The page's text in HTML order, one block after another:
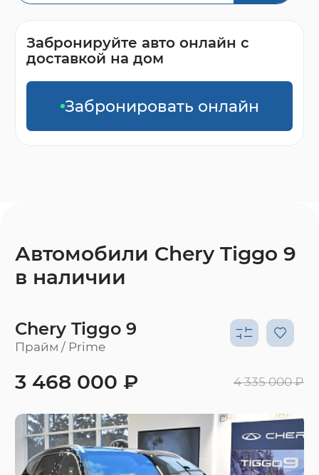
Забронируйте авто онлайн с
доставкой на дом
Забронировать онлайн
Автомобили Chery Tiggo 9
в наличии
Chery Tiggo 9
Прайм / Prime
3 468 000 ₽ 4 335 000 ₽